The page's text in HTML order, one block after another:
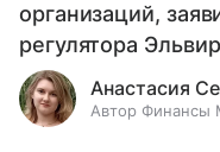
организаций,
регулятора
Анастасия
Автор Финансы